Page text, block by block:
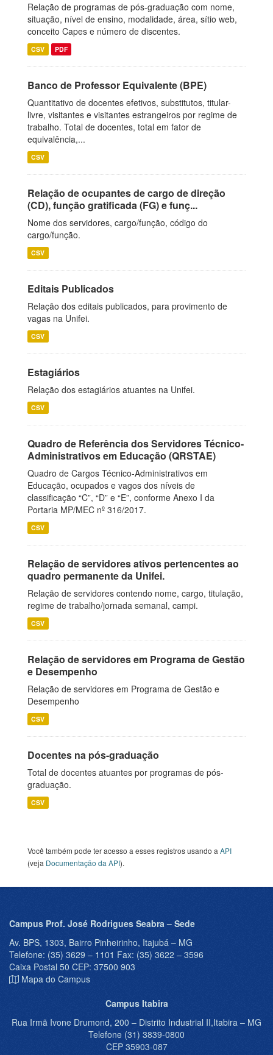
Relação de programas de pós-graduação com nome,
situação, nível de ensino, modalidade, área, sítio web,
conceito Capes e número de discentes.
CSV PDF
Banco de Professor Equivalente (BPE)
Quantitativo de docentes efetivos, substitutos, titular-
livre, visitantes e visitantes estrangeiros por regime de
trabalho. Total de docentes, total em fator de
equivalência,...
CSV
Relação de ocupantes de cargo de direção
(CD), função gratificada (FG) e funç...
Nome dos servidores, cargo/função, código do
cargo/função.
CSV
Editais Publicados
Relação dos editais publicados, para provimento de
vagas na Unifei.
CSV
Estagiários
Relação dos estagiários atuantes na Unifei.
CSV
Quadro de Referência dos Servidores Técnico-
Administrativos em Educação (QRSTAE)
Quadro de Cargos Técnico-Administrativos em
Educação, ocupados e vagos dos níveis de
classificação “C”, “D” e “E”, conforme Anexo I da
Portaria MP/MEC nº 316/2017.
CSV
Relação de servidores ativos pertencentes ao
quadro permanente da Unifei.
Relação de servidores contendo nome, cargo, titulação,
regime de trabalho/jornada semanal, campi.
CSV
Relação de servidores em Programa de Gestão
e Desempenho
Relação de servidores em Programa de Gestão e
Desempenho
CSV
Docentes na pós-graduação
Total de docentes atuantes por programas de pós-
graduação.
CSV
Você também pode ter acesso a esses registros usando a API
(veja Documentação da API).
Campus Prof. José Rodrigues Seabra – Sede
Av. BPS, 1303, Bairro Pinheirinho, Itajubá – MG
Telefone: (35) 3629 – 1101 Fax: (35) 3622 – 3596
Caixa Postal 50 CEP: 37500 903
Mapa do Campus
Campus Itabira
Rua Irmã Ivone Drumond, 200 – Distrito Industrial II,Itabira – MG
Telefone (31) 3839-0800
CEP 35903-087